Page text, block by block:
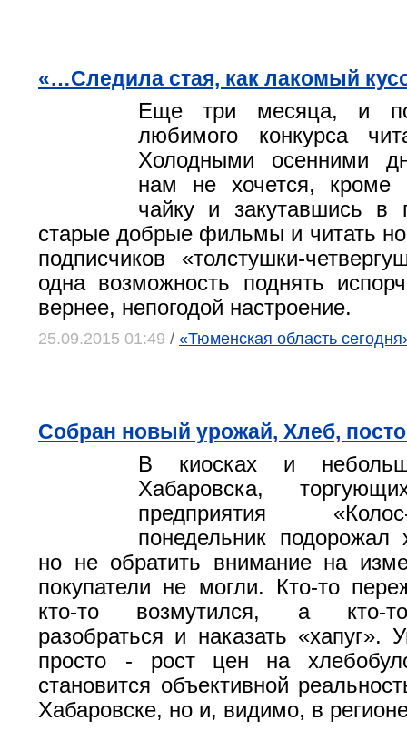
«…Следила стая, как лакомый
Еще три месяца, и
любимого конкурса
Холодными осенними
нам не хочется, кроме
чайку и закутавшись в
старые добрые фильмы и читать
подписчиков «толстушки-
одна возможность поднять
вернее, непогодой настроение.
25.09.2015 01:49 / «Тюменская область
Собран новый урожай, Хлеб,
В киосках и
Хабаровска,
предприятия
понедельник подорожал
но не обратить внимание на
покупатели не могли. Кто-то
кто-то возмутился, а кто-
разобраться и наказать «хапуг».
просто - рост цен на
становится объективной
Хабаровске, но и, видимо, в